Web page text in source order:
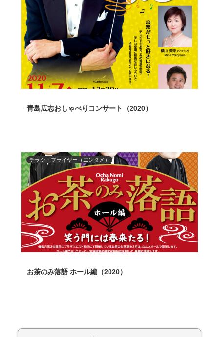
青島広志おしゃべりコンサート（2020）
チラシ・フライヤー（エンタメ）
お茶のみ落語 ホール編（2020）